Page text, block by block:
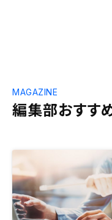
編集部おすす
MAGAZINE